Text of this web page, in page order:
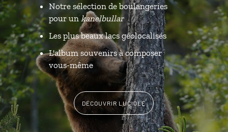
Notre sélection de boulangeries
pour un kanelbullar
Les plus beaux lacs géolocalisés
L'album souvenirs à composer
vous-même
DÉCOUVRIR LUCIOLE